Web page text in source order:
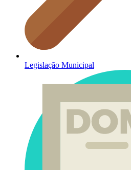
Legislação Municipal